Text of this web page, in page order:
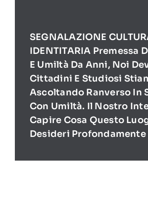
SEGNALAZIONE
IDENTITARIA Premessa
E Umiltà Da Anni, Noi
Cittadini E Studiosi
Ascoltando Ranverso In
Con Umiltà. Il Nostro
Capire Cosa Questo
Desideri Profondamente